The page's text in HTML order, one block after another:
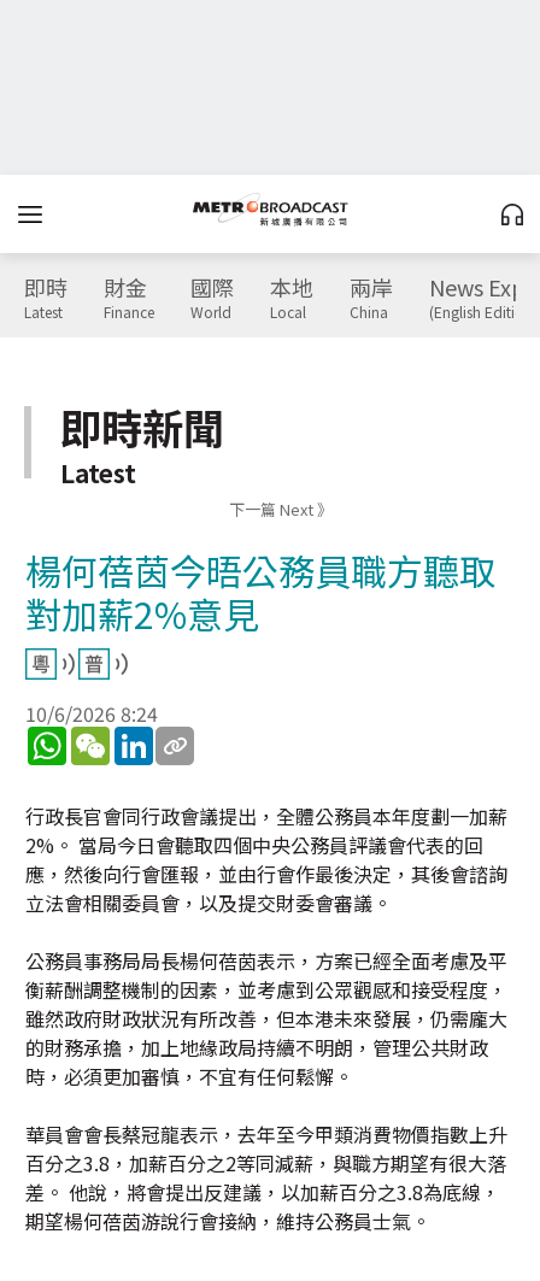
即時
Latest
財金
Finance
國際
World
本地
Local
兩岸
China
News
(English Edition)
即時新聞
Latest
下一篇 Next 》
楊何蓓茵今晤公務員職方聽取
對加薪2%意見
10/6/2026 8:24
WhatsApp
WeChatLinkedIn
行政長官會同行政會議提出，全體公務員本年度劃一加薪
2%。 當局今日會聽取四個中央公務員評議會代表的回
應，然後向行會匯報，並由行會作最後決定，其後會諮詢
立法會相關委員會，以及提交財委會審議。
公務員事務局局長楊何蓓茵表示，方案已經全面考慮及平
衡薪酬調整機制的因素，並考慮到公眾觀感和接受程度，
雖然政府財政狀況有所改善，但本港未來發展，仍需龐大
的財務承擔，加上地緣政局持續不明朗，管理公共財政
時，必須更加審慎，不宜有任何鬆懈。
華員會會長蔡冠龍表示，去年至今甲類消費物價指數上升
百分之3.8，加薪百分之2等同減薪，與職方期望有很大落
差。 他說，將會提出反建議，以加薪百分之3.8為底線，
期望楊何蓓茵游說行會接納，維持公務員士氣。